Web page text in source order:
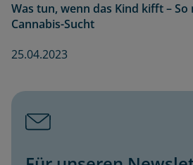
Was tun, wenn das Kind kifft –
Cannabis-Sucht
25.04.2023